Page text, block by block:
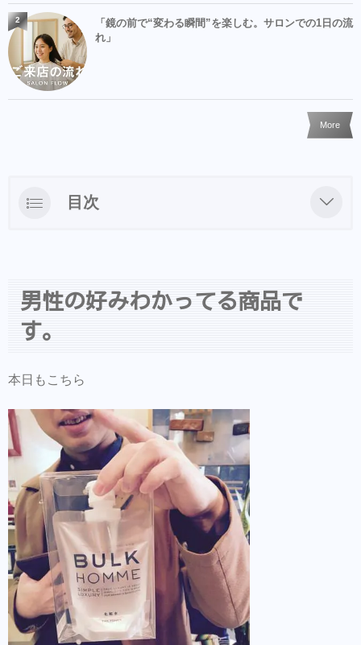
「鏡の前で“変わる瞬間”を楽しむ。サロンでの1日の流
れ」
2
More
目次
いし化粧水買うの恥ずかしんだよ！
男性の好みわかってる商品で
す。
本日もこちら